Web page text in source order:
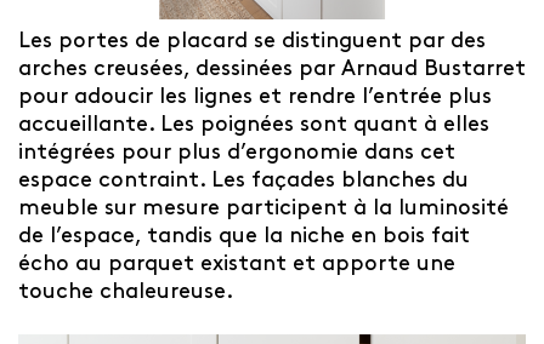
Les portes de placard se distinguent par des
arches creusées, dessinées par Arnaud Bustarret
pour adoucir les lignes et rendre l’entrée plus
accueillante. Les poignées sont quant à elles
intégrées pour plus d’ergonomie dans cet
espace contraint. Les façades blanches du
meuble sur mesure participent à la luminosité
de l’espace, tandis que la niche en bois fait
écho au parquet existant et apporte une
touche chaleureuse.